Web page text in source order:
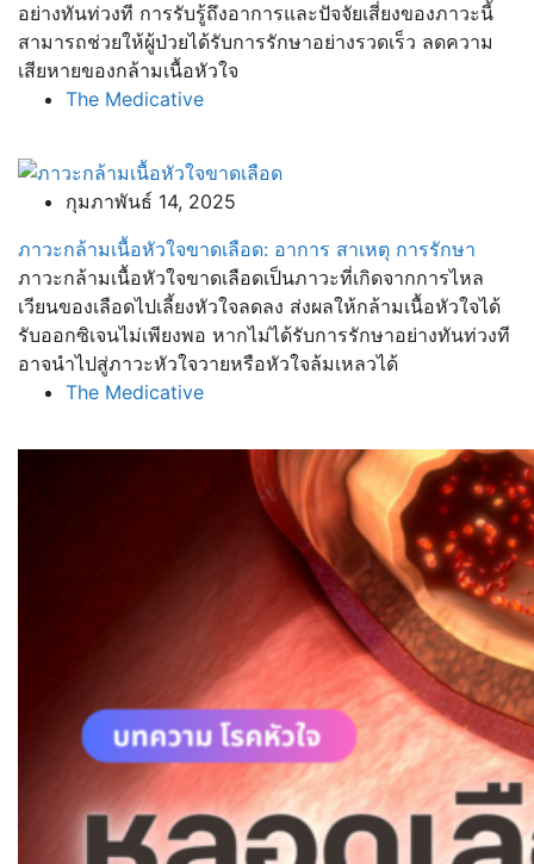
อย่างทันท่วงที การรับรู้ถึงอาการและปัจจัยเสี่ยงของภาวะนี้
สามารถช่วยให้ผู้ป่วยได้รับการรักษาอย่างรวดเร็ว ลดความ
เสียหายของกล้ามเนื้อหัวใจ
The Medicative
กุมภาพันธ์ 14, 2025
ภาวะกล้ามเนื้อหัวใจขาดเลือด: อาการ สาเหตุ การรักษา
ภาวะกล้ามเนื้อหัวใจขาดเลือดเป็นภาวะที่เกิดจากการไหล
เวียนของเลือดไปเลี้ยงหัวใจลดลง ส่งผลให้กล้ามเนื้อหัวใจได้
รับออกซิเจนไม่เพียงพอ หากไม่ได้รับการรักษาอย่างทันท่วงที
อาจนำไปสู่ภาวะหัวใจวายหรือหัวใจล้มเหลวได้
The Medicative